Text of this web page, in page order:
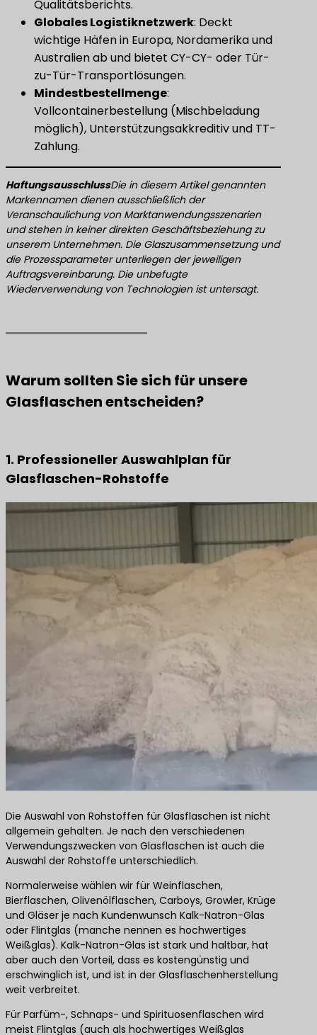
Qualitätsberichts.
​Globales Logistiknetzwerk​​: Deckt
wichtige Häfen in Europa, Nordamerika und
Australien ab und bietet CY-CY- oder Tür-
zu-Tür-Transportlösungen.
​Mindestbestellmenge​​:
Vollcontainerbestellung (Mischbeladung
möglich), Unterstützungsakkreditiv und TT-
Zahlung.
HaftungsausschlussDie in diesem Artikel genannten
Markennamen dienen ausschließlich der
Veranschaulichung von Marktanwendungsszenarien
und stehen in keiner direkten Geschäftsbeziehung zu
unserem Unternehmen. Die Glaszusammensetzung und
die Prozessparameter unterliegen der jeweiligen
Auftragsvereinbarung. Die unbefugte
Wiederverwendung von Technologien ist untersagt.
Warum sollten Sie sich für unsere
Glasflaschen entscheiden?
1. Professioneller Auswahlplan für
Glasflaschen-Rohstoffe
Die Auswahl von Rohstoffen für Glasflaschen ist nicht
allgemein gehalten. Je nach den verschiedenen
Verwendungszwecken von Glasflaschen ist auch die
Auswahl der Rohstoffe unterschiedlich.
Normalerweise wählen wir für Weinflaschen,
Bierflaschen, Olivenölflaschen, Carboys, Growler, Krüge
und Gläser je nach Kundenwunsch Kalk-Natron-Glas
oder Flintglas (manche nennen es hochwertiges
Weißglas). Kalk-Natron-Glas ist stark und haltbar, hat
aber auch den Vorteil, dass es kostengünstig und
erschwinglich ist, und ist in der Glasflaschenherstellung
weit verbreitet.
Für Parfüm-, Schnaps- und Spirituosenflaschen wird
meist Flintglas (auch als hochwertiges Weißglas